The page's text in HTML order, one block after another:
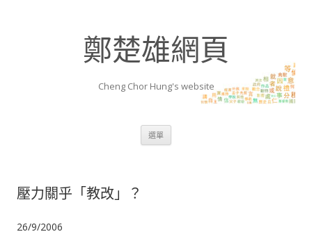
鄭楚雄網頁
Cheng Chor Hung's website
選單
壓力關乎「教改」？
26/9/2006